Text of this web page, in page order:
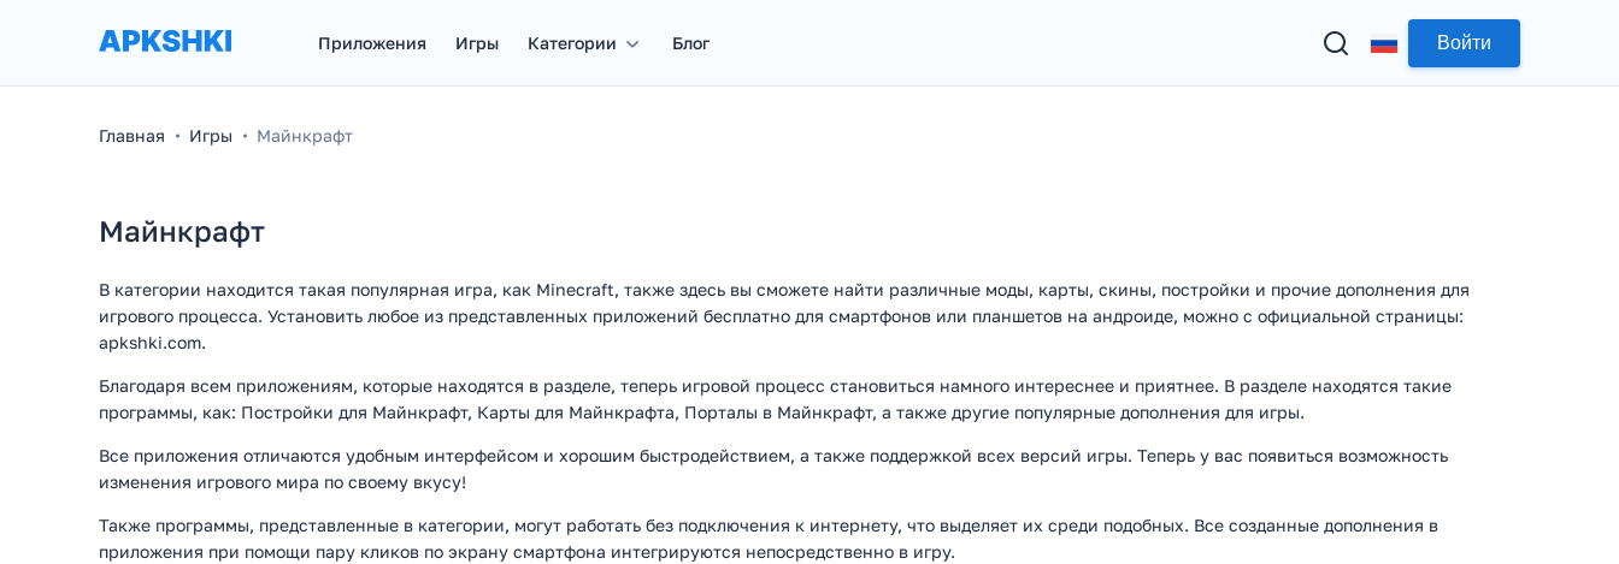
Приложения Игры Категории Блог Войти
Главная Игры Майнкрафт
Майнкрафт
В категории находится такая популярная игра, как Minecraft, также здесь вы сможете найти различные моды, карты, скины, постройки и прочие дополнения для
игрового процесса. Установить любое из представленных приложений бесплатно для смартфонов или планшетов на андроиде, можно с официальной страницы:
apkshki.com.
Благодаря всем приложениям, которые находятся в разделе, теперь игровой процесс становиться намного интереснее и приятнее. В разделе находятся такие
программы, как: Постройки для Майнкрафт, Карты для Майнкрафта, Порталы в Майнкрафт, а также другие популярные дополнения для игры.
Все приложения отличаются удобным интерфейсом и хорошим быстродействием, а также поддержкой всех версий игры. Теперь у вас появиться возможность
изменения игрового мира по своему вкусу!
Также программы, представленные в категории, могут работать без подключения к интернету, что выделяет их среди подобных. Все созданные дополнения в
приложения при помощи пару кликов по экрану смартфона интегрируются непосредственно в игру.